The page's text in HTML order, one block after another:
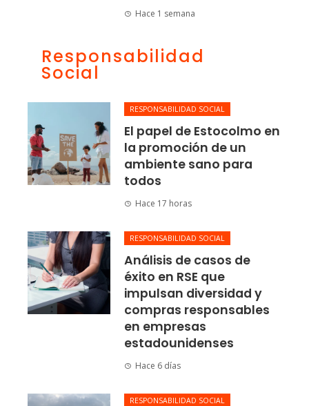
Hace 1 semana
Responsabilidad
Social
RESPONSABILIDAD SOCIAL
El papel de Estocolmo en
la promoción de un
ambiente sano para
todos
Hace 17 horas
RESPONSABILIDAD SOCIAL
Análisis de casos de
éxito en RSE que
impulsan diversidad y
compras responsables
en empresas
estadounidenses
Hace 6 días
RESPONSABILIDAD SOCIAL